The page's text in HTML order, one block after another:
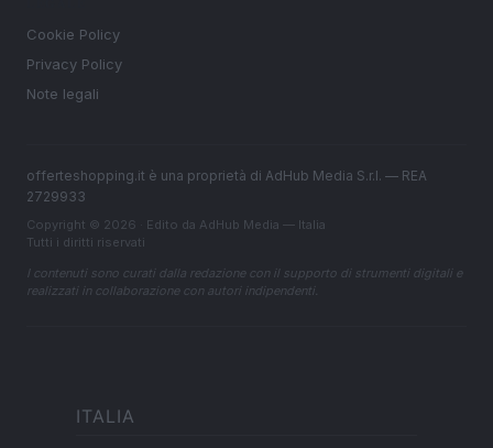
Cookie Policy
Privacy Policy
Note legali
offerteshopping.it è una proprietà di AdHub Media S.r.l. — REA
2729933
Copyright © 2026 · Edito da AdHub Media — Italia
Tutti i diritti riservati
I contenuti sono curati dalla redazione con il supporto di strumenti digitali e
realizzati in collaborazione con autori indipendenti.
ITALIA